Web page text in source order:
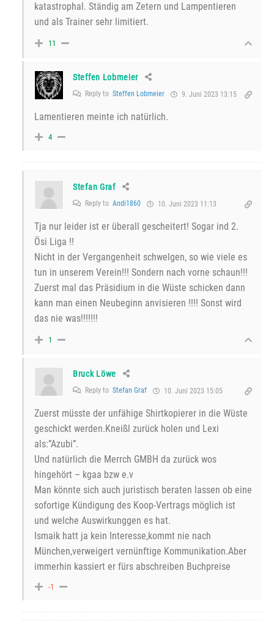
katastrophal. Ständig am Zetern und Lampentieren
und als Trainer sehr limitiert.
11
Steffen Lobmeier
Reply to Steffen Lobmeier 9. Juni 2023 13:15
Lamentieren meinte ich natürlich.
4
Stefan Graf
Reply to Andi1860 10. Juni 2023 11:13
Tja nur leider ist er überall gescheitert! Sogar ind 2.
Ösi Liga !!
Nicht in der Vergangenheit schwelgen, so wie viele es
tun in unserem Verein!!! Sondern nach vorne schaun!!!
Zuerst mal das Präsidium in die Wüste schicken dann
kann man einen Neubeginn anvisieren !!!! Sonst wird
das nie was!!!!!!!
1
Bruck Löwe
Reply to Stefan Graf 10. Juni 2023 15:05
Zuerst müsste der unfähige Shirtkopierer in die Wüste
geschickt werden.Kneißl zurück holen und Lexi
als:”Azubi”.
Und natürlich die Merrch GMBH da zurück wos
hingehört – kgaa bzw e.v
Man könnte sich auch juristisch beraten lassen ob eine
sofortige Kündigung des Koop-Vertrags möglich ist
und welche Auswirkunggen es hat.
Ismaik hatt ja kein Interesse,kommt nie nach
München,verweigert vernünftige Kommunikation.Aber
immerhin kassiert er fürs abschreiben Buchpreise
-1